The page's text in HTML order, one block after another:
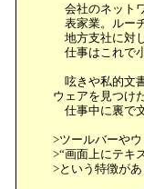
会社のネット
表家業。ルー
地方支社に対
仕事はこれで
呟きや私的文
ウェアを見つけ
仕事中に裏で
>ツールバーや
>“画面上にテキ
>という特徴があ